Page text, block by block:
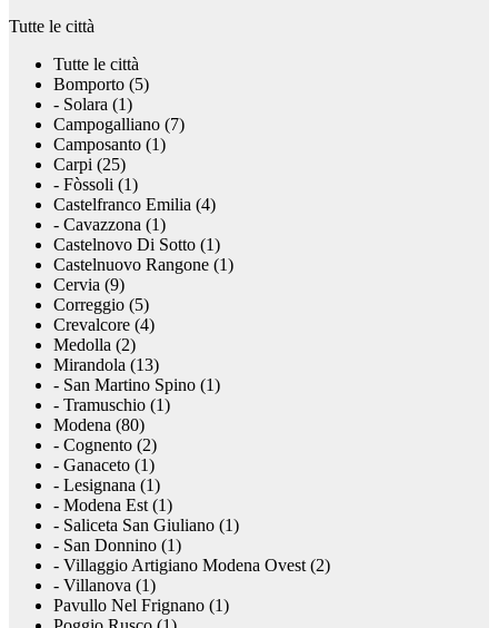
Tutte le città
Tutte le città
Bomporto (5)
- Solara (1)
Campogalliano (7)
Camposanto (1)
Carpi (25)
- Fòssoli (1)
Castelfranco Emilia (4)
- Cavazzona (1)
Castelnovo Di Sotto (1)
Castelnuovo Rangone (1)
Cervia (9)
Correggio (5)
Crevalcore (4)
Medolla (2)
Mirandola (13)
- San Martino Spino (1)
- Tramuschio (1)
Modena (80)
- Cognento (2)
- Ganaceto (1)
- Lesignana (1)
- Modena Est (1)
- Saliceta San Giuliano (1)
- San Donnino (1)
- Villaggio Artigiano Modena Ovest (2)
- Villanova (1)
Pavullo Nel Frignano (1)